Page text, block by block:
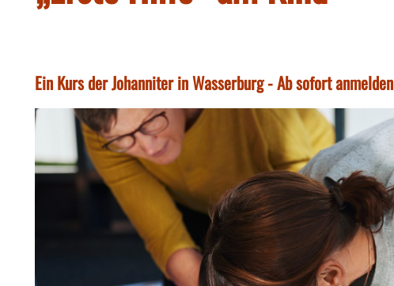
Ein Kurs der Johanniter in Wasserburg - Ab sofort anmelden